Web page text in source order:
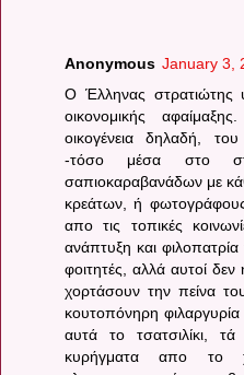
Anonymous January 3,
Ο Έλληνας στρατιώτης
οικονομικής
οικογένεια δηλαδή,
-τόσο μέσα στο
σαπιοκαραβανάδων με
κρεάτων, ή
απο τις τοπικές
ανάπτυξη και φιλοπατρία
φοιτητές, αλλά αυτοί
χορτάσουν την πείνα
κουτοπόνηρη
αυτά το τσατσιλίκι,
κυρήγματα απο το